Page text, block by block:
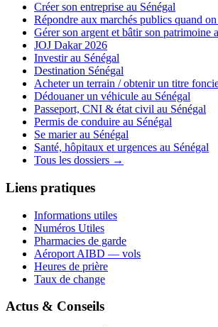
Créer son entreprise au Sénégal
Répondre aux marchés publics quand
Gérer son argent et bâtir son patrimoine
JOJ Dakar 2026
Investir au Sénégal
Destination Sénégal
Acheter un terrain / obtenir un titre
Dédouaner un véhicule au Sénégal
Passeport, CNI & état civil au Sénégal
Permis de conduire au Sénégal
Se marier au Sénégal
Santé, hôpitaux et urgences au Sénégal
Tous les dossiers →
Liens pratiques
Informations utiles
Numéros Utiles
Pharmacies de garde
Aéroport AIBD — vols
Heures de prière
Taux de change
Actus & Conseils